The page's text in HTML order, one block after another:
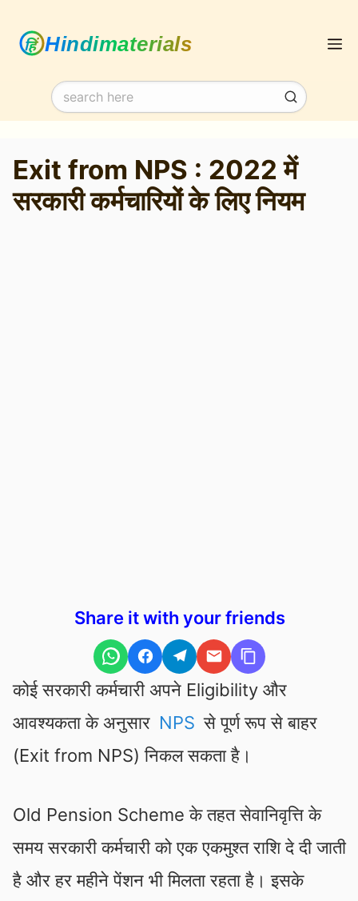
content
Exit from NPS : 2022 में
सरकारी कर्मचारियों के लिए नियम
Share it with your friends
कोई सरकारी कर्मचारी अपने Eligibility और
आवश्यकता के अनुसार NPS से पूर्ण रूप से बाहर
(Exit from NPS) निकल सकता है।
Old Pension Scheme के तहत सेवानिवृत्ति के
समय सरकारी कर्मचारी को एक एकमुश्त राशि दे दी जाती
है और हर महीने पेंशन भी मिलता रहता है। इसके